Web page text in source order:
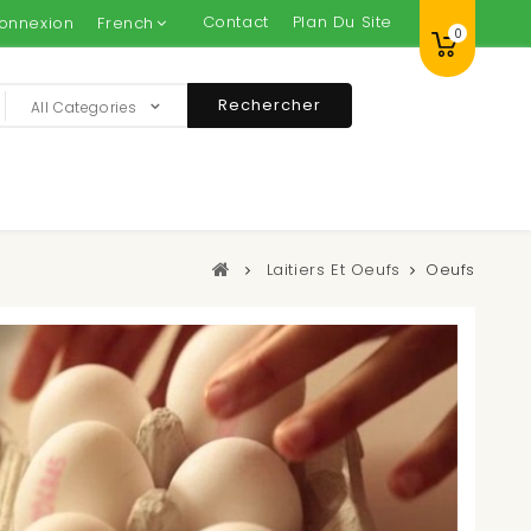
Contact Plan Du Site
French 0
All Categories Rechercher
Laitiers Et Oeufs Oeufs